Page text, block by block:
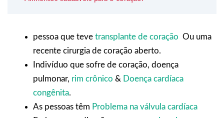
pessoa que teve transplante de coração Ou uma
recente cirurgia de coração aberto.
Indivíduo que sofre de coração, doença
pulmonar, rim crônico & Doença cardíaca
congênita.
As pessoas têm Problema na válvula cardíaca